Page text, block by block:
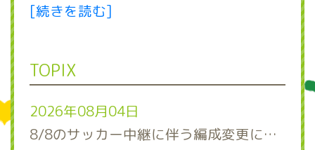
[続きを読む]
TOPIX
2026年08月04日
8/8のサッカー中継に伴う編成変更について